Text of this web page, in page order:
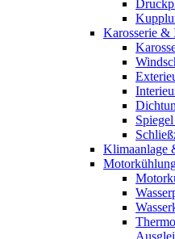
Karosserie &
Klimaanlage